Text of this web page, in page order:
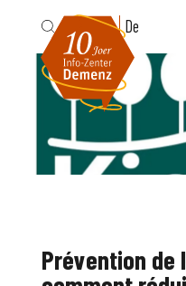
Fr De
Prévention de